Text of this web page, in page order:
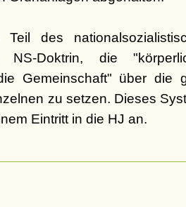
des
Doktrin, die
Gemeinschaft" über die
zu setzen. Dieses
Eintritt in die HJ an.